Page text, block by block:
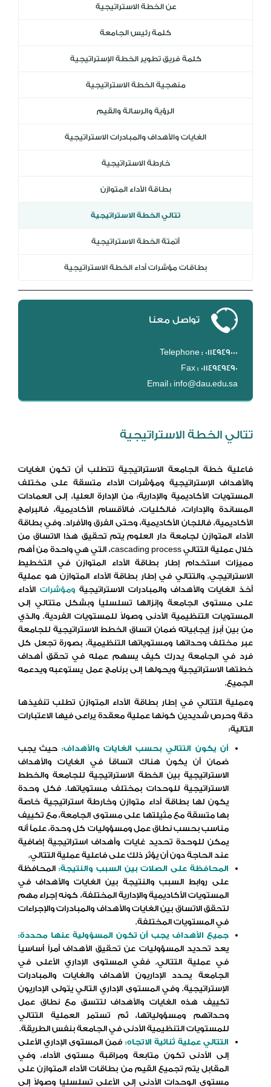
نظام التقييم السنوي
عن الخطة الاستراتيجية
كلمة رئيس الجامعة
كلمة فريق تطوير الخطة الإستراتيجية
منهجية الخطة الاستراتيجية
الرؤية والرسالة والقيم
الغايات والأهداف والمبادرات الاستراتيجية
خارطة الاستراتيجية
بطاقة الأداء المتوازن
تتالي الخطة الاستراتيجية
أتمتة الخطة الاستراتيجية
بطاقات مؤشرات أداء الخطة الاستراتيجية
تواصل معنا
Telephone : 0114949000
Fax : 0114949490
Email : info@dau.edu.sa
تتالي الخطة الاستراتيجية
فاعلية خطة الجامعة الاستراتيجية تتطلب أن تكون الغايات
والأهداف الإستراتيجية ومؤشرات الأداء متسقة على مختلف
المستويات الأكاديمية والإدارية: من الإدارة العليا، إلى العمادات
المساندة والإدارات، فالكليات، فالأقسام الأكاديمية، فالبرامج
الأكاديمية، فاللجان الأكاديمية، وحتى الفرق والأفراد. وفي بطاقة
الأداء المتوازن لجامعة دار العلوم يتم تحقيق هذا الاتساق من
خلال عملية التتالي cascading process، التي هي واحدة من أهم
مميزات استخدام إطار بطاقة الأداء المتوازن في التخطيط
الاستراتيجي. والتتالي في إطار بطاقة الأداء المتوازن هو عملية
أخذ الغايات والأهداف والمبادرات الاستراتيجية ومؤشرات الأداء
على مستوى الجامعة وإنزالها تسلسلياً وبشكل متتالي إلى
المستويات التنظيمية الأدنى وصولاً للمستويات الفردية. والذي
من بين أبرز إيجابياته ضمان اتساق الخطط الاستراتيجية للجامعة
عبر مختلف وحداتها ومستوياتها التنظيمية، بصورة تجعل كل
فرد في الجامعة يدرك كيف يسهم عمله في تحقق أهداف
خطتها الاستراتيجية ويحولها إلى برنامج عمل يستوعبه ويدعمه
الجميع.
وعملية التتالي في إطار بطاقة الأداء المتوازن تطلب تنفيذها
دقة وحرص شديدين كونها عملية معقدة يراعى فيها الاعتبارات
التالية:
أن يكون التتالي بحسب الغايات والأهداف: حيث يجب
ضمان أن يكون هناك اتساقاً في الغايات والأهداف
الاستراتيجية بين الخطة الاستراتيجية للجامعة والخطط
الاستراتيجية للوحدات بمختلف مستوياتها. فكل وحدة
يكون لها بطاقة أداء متوازن وخارطة استراتيجية خاصة
بها متسقة مع مثيلتها على مستوى الجامعة، مع تكييف
مناسب بحسب نطاق عمل ومسؤوليات كل وحدة، علماً أنه
يمكن للوحدة تحديد غايات وأهداف استراتيجية إضافية
عند الحاجة دون أن يؤثر ذلك على فاعلية عملية التتالي.
المحافظة على الصلات بين السبب والنتيجة: المحافظة
على روابط السبب والنتيجة بين الغايات والأهداف في
المستويات الأكاديمية والإدارية المختلفة، كونه إجراء مهم
لتحقق الاتساق بين الغايات والأهداف والمبادرات والإجراءات
في المستويات المختلفة.
جميع الأهداف يجب أن تكون المسؤولية عنها محددة:
يعد تحديد المسؤوليات عن تحقيق الأهداف أمراً أساسياً
في عملية التتالي. ففي المستوى الإداري الأعلى في
الجامعة يحدد الإداريون الأهداف والغايات والمبادرات
الإستراتيجية. وفي المستوى الإداري التالي يتولى الإداريون
تكييف هذه الغايات والأهداف لتتسق مع نطاق عمل
وحداتهم ومسؤولياتها، ثم تستمر العملية التتالي
للمستويات التنظيمية الأدنى في الجامعة بنفس الطريقة.
التتالي عملية ثنائية الاتجاه: فمن المستوى الإداري الأعلى
إلى الأدنى تكون متابعة ومراقبة مستوى الأداء، وفي
المقابل يتم تجميع القيم من بطاقات الأداء المتوازن على
مستوى الوحدات الأدنى إلى الأعلى تسلسليا وصولاً إلى